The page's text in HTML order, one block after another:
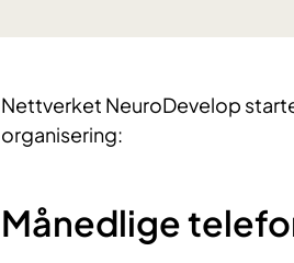
​Nettverket NeuroDevelop
organisering:
Månedlige